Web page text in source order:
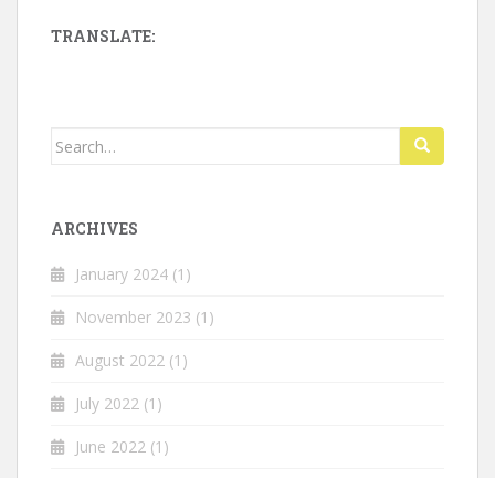
TRANSLATE:
Search
ARCHIVES
January 2024 (1)
November 2023 (1)
August 2022 (1)
July 2022 (1)
June 2022 (1)